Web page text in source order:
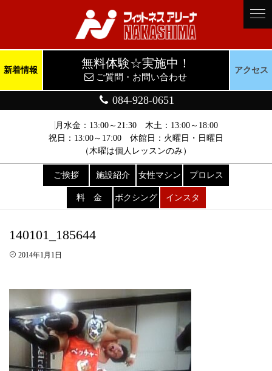
月水金：13:00～21:30 木土：13:00～18:00
祝日：13:00～17:00 休館日：火曜日・日曜日
（木曜は個人レッスンのみ）
084-928-0651
新着情報
無料体験☆実施中！
ご質問・お問い合わせ
アクセス
ご挨拶 施設紹介 女性マシン プロレス
料 金 ボクシング インスタ
140101_185644
2014年1月1日